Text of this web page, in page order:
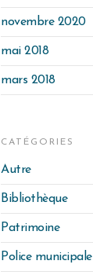
novembre 2020
mai 2018
mars 2018
CATÉGORIES
Autre
Bibliothèque
Patrimoine
Police municipale